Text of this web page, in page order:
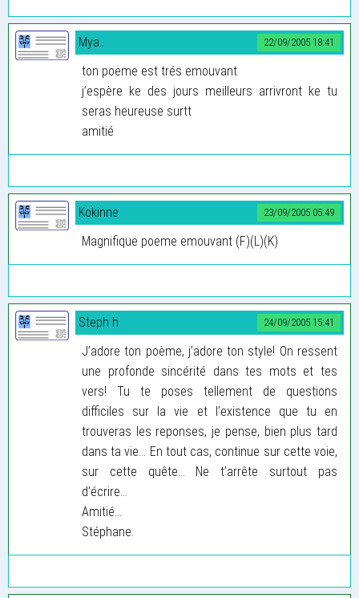
22/09/2005 18:41
Mya..
ton poeme est trés emouvant
j’espère ke des jours meilleurs arrivront ke tu
seras heureuse surtt
amitié
23/09/2005 05:49
Kokinne
Magnifique poeme emouvant (F)(L)(K)
24/09/2005 15:41
Steph h
J’adore ton poème, j’adore ton style! On ressent
une profonde sincérité dans tes mots et tes
vers! Tu te poses tellement de questions
difficiles sur la vie et l’existence que tu en
trouveras les reponses, je pense, bien plus tard
dans ta vie... En tout cas, continue sur cette voie,
sur cette quête... Ne t’arrête surtout pas
d’écrire...
Amitié...
Stéphane.